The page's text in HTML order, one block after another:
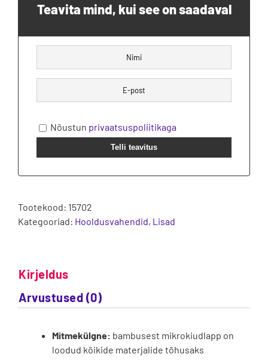
Teavita mind, kui see on saadaval
Nõustun privaatsuspoliitikaga
Telli teavitus
Tootekood: 15702
Kategooriad: Hooldusvahendid, Lisad
Kirjeldus
Arvustused (0)
Mitmekülgne: bambusest mikrokiudlapp on
loodud kõikide materjalide tõhusaks